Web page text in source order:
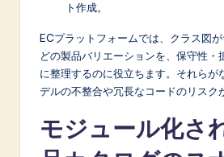
ト作成。
ECプラットフォームでは、クラス図
どの製品バリエーションを、保守性・
に整理するのに役立ちます。それらが
デルの不整合や冗長なコードのリスク
モジュール化さ